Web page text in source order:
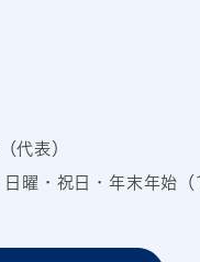
代表）
日曜・祝日・年末年始